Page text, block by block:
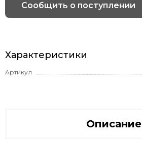
Сообщить о поступлении
Характеристики
Артикул
Описание